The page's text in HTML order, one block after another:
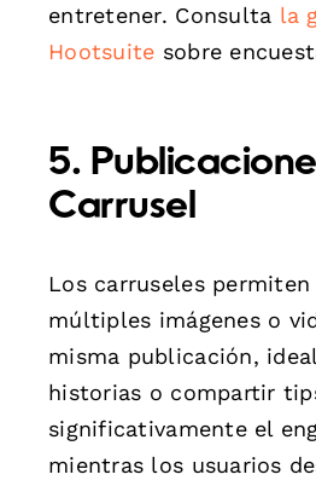
entretener. Consulta la
Hootsuite sobre
5.
Carrusel
Los carruseles
múltiples imágenes o
misma publicación,
historias o compartir
significativamente el
mientras los usuarios